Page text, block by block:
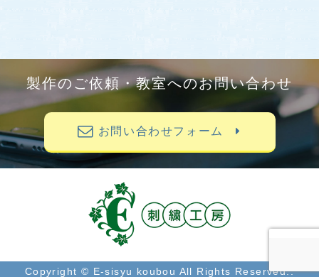
製作のご依頼・教室へのお問い合わせ
お問い合わせフォーム
Copyright © E-sisyu koubou All Rights Reserved..